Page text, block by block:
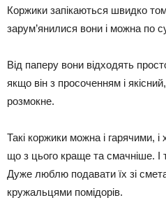
Коржики запікаються швидко
зарум’янилися вони і можна по
Від паперу вони відходять
якщо він з просоченням і
розмокне.
Такі коржики можна і гарячими,
що з цього краще та смачніше. І
Дуже люблю подавати їх зі
кружальцями помідорів.